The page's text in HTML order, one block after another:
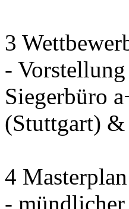
3
- Vorstellung
Siegerbüro
(Stuttgart)
4
-